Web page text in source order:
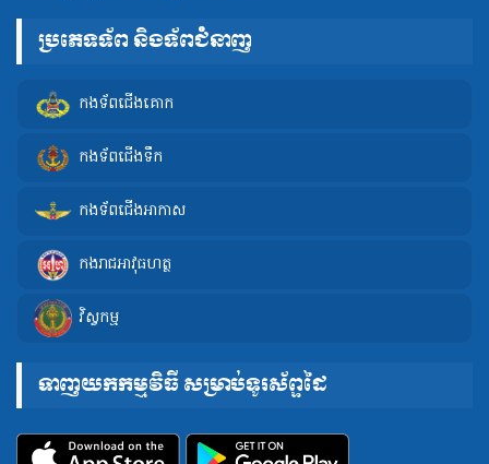
ប្រភេទទ័ព និងទ័ពជំនាញ
កងទ័ពជើងគោក
កងទ័ពជើងទឹក
កងទ័ពជើងអាកាស
កងរាជអាវុធហត្ថ
វិស្វកម្ម
ទាញយកកម្មវិធី សម្រាប់ទូរស័ព្ទដៃ